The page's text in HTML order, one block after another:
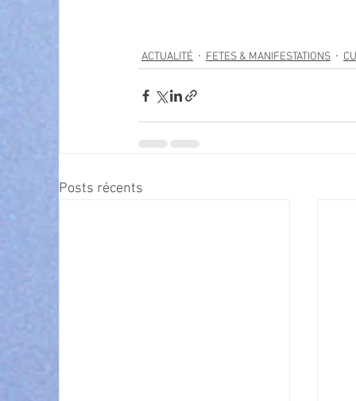
ACTUALITÉ FETES & MANIFESTATIONS
Posts récents